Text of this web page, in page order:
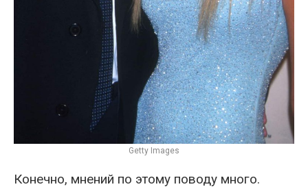
Getty Images
Конечно, мнений по этому поводу много.